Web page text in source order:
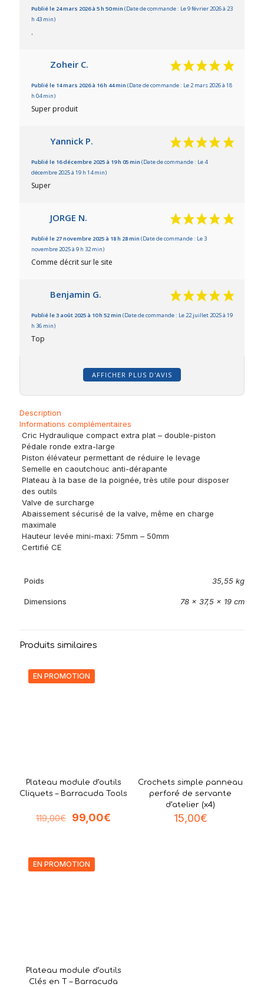
Publié le 24 mars 2026 à 5 h 50 min (Date de commande : Le 9 février 2026 à 23
h 43 min)
.
Zoheir C.
Publié le 14 mars 2026 à 16 h 44 min (Date de commande : Le 2 mars 2026 à 18
h 04 min)
Super produit
Yannick P.
Publié le 16 décembre 2025 à 19 h 05 min (Date de commande : Le 4
décembre 2025 à 19 h 14 min)
Super
JORGE N.
Publié le 27 novembre 2025 à 18 h 28 min (Date de commande : Le 3
novembre 2025 à 9 h 32 min)
Comme décrit sur le site
Benjamin G.
Publié le 3 août 2025 à 10 h 52 min (Date de commande : Le 22 juillet 2025 à 19
h 36 min)
Top
AFFICHER PLUS D'AVIS
Description
Informations complémentaires
Cric Hydraulique compact extra plat – double-piston
Pédale ronde extra-large
Piston élévateur permettant de réduire le levage
Semelle en caoutchouc anti-dérapante
Plateau à la base de la poignée, très utile pour disposer
des outils
Valve de surcharge
Abaissement sécurisé de la valve, même en charge
maximale
Hauteur levée mini-maxi: 75mm – 50mm
Certifié CE
Poids 35,55 kg
Dimensions 78 × 37,5 × 19 cm
Produits similaires
EN PROMOTION
Plateau module d’outils
Cliquets – Barracuda Tools
119,00€
Le
119,00€.
99,00€
Crochets simple panneau
perforé de servante
d’atelier (x4)
15,00€
EN PROMOTION
Plateau module d’outils
Clés en T – Barracuda